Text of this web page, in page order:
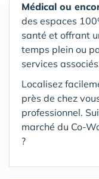
Médical ou
des espaces
santé et offrant
temps plein ou
services
Localisez
près de chez
professionnel.
marché du Co-
?